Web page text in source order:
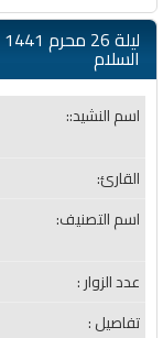
السلام
اسم النشيد::
القارئ:
اسم التصنيف:
عدد الزوار :
تفاصيل :